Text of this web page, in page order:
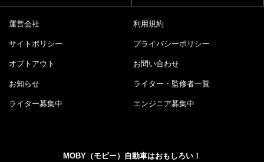
運営会社 利用規約
サイトポリシー プライバシーポリシー
オプトアウト お問い合わせ
お知らせ ライター・監修者一覧
ライター募集中 エンジニア募集中
MOBY（モビー）自動車はおもしろい！